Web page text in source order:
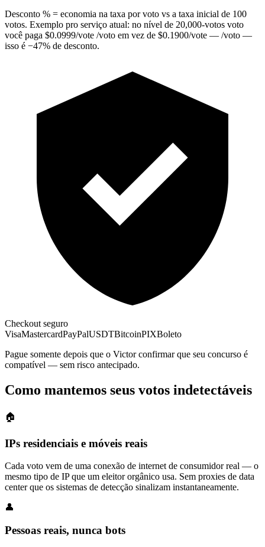
Desconto % = economia na taxa por voto vs a taxa inicial de 100
votos. Exemplo pro serviço atual: no nível de 20,000-votos voto
você paga $0.0999/vote /voto em vez de $0.1900/vote — /voto —
isso é −47% de desconto.
Checkout seguro
VisaMastercardPayPalUSDTBitcoinPIXBoleto
Pague somente depois que o Victor confirmar que seu concurso é
compatível — sem risco antecipado.
Como mantemos seus votos indetectáveis
🏠
IPs residenciais e móveis reais
Cada voto vem de uma conexão de internet de consumidor real — o
mesmo tipo de IP que um eleitor orgânico usa. Sem proxies de data
center que os sistemas de detecção sinalizam instantaneamente.
👤
Pessoas reais, nunca bots